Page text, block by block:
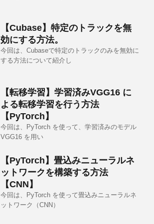
【Cubase】特定のトラックを無
効にする方法。
今回は、Cubaseで特定のトラックのみを無効に
する方法について紹介し
【転移学習】学習済みVGG16 に
よる転移学習を行う方法
【PyTorch】
今回は、PyTorch を使って、学習済みのモデル
VGG16 を用い
【PyTorch】畳込みニューラルネ
ットワークを構築する方法
【CNN】
今回は、PyTorch を使って畳込みニューラルネ
ットワーク（CNN）